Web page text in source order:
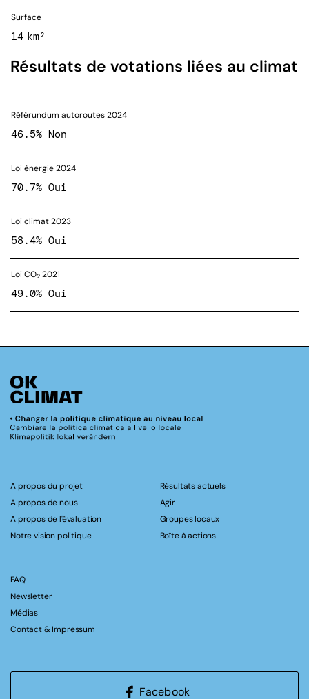
Surface
14 km²
Résultats de votations liées au climat
Référundum autoroutes 2024
46.5% Non
Loi énergie 2024
70.7% Oui
Loi climat 2023
58.4% Oui
Loi CO2 2021
49.0% Oui
A propos du projet
A propos de nous
A propos de l'évaluation
Notre vision politique
Résultats actuels
Agir
Groupes locaux
Boîte à actions
FAQ
Newsletter
Médias
Contact & Impressum
Facebook